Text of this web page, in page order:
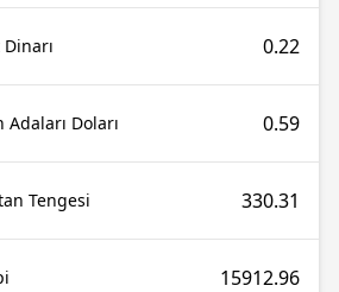
0.22
Adaları Doları 0.59
Tengesi 330.31
15912.96